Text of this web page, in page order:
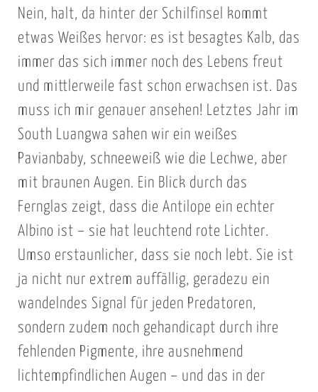
Nein, halt, da hinter der Schilfinsel kommt
etwas Weißes hervor: es ist besagtes Kalb, das
immer das sich immer noch des Lebens freut
und mittlerweile fast schon erwachsen ist. Das
muss ich mir genauer ansehen! Letztes Jahr im
South Luangwa sahen wir ein weißes
Pavianbaby, schneeweiß wie die Lechwe, aber
mit braunen Augen. Ein Blick durch das
Fernglas zeigt, dass die Antilope ein echter
Albino ist – sie hat leuchtend rote Lichter.
Umso erstaunlicher, dass sie noch lebt. Sie ist
ja nicht nur extrem auffällig, geradezu ein
wandelndes Signal für jeden Predatoren,
sondern zudem noch gehandicapt durch ihre
fehlenden Pigmente, ihre ausnehmend
lichtempfindlichen Augen – und das in der